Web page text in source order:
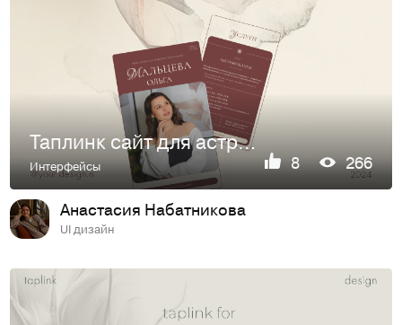
Таплинк сайт для астролога
Интерфейсы 8 266
Анастасия Набатникова
UI дизайн